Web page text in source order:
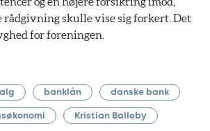
rådgivning skulle vise sig forkert. Det
for foreningen.
banklån danske bank
Kristian Balleby